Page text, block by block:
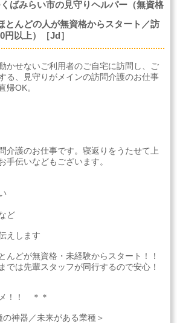
くばみらい市の見守りヘルパー（無資格
とんどの人が無資格からスタート／訪
円以上）［Jd］
かせないご利用者のご自宅に訪問し、ご
る、見守りがメインの訪問介護のお仕事
帰OK。
介護のお仕事です。寝返りをうたせて上
手伝いなどもございます。
ど
えします
どが無資格・未経験からスタート！！
では先輩スタッフが同行するので安心！
！！ ＊＊
神器／未来がある業種＞